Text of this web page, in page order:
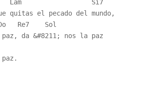
Lam
quitas el pecado del mundo,
Do   Re7    Sol
da &#8211; nos la paz